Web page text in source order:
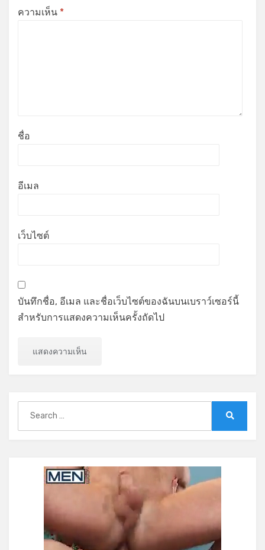
ความเห็น *
ชื่อ
อีเมล
เว็บไซต์
บันทึกชื่อ, อีเมล และชื่อเว็บไซต์ของฉันบนเบราว์เซอร์นี้
สำหรับการแสดงความเห็นครั้งถัดไป
for: